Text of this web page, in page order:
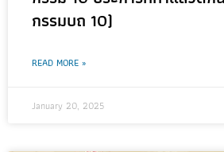
กรรมบถ 10)
READ MORE »
January 20, 2025